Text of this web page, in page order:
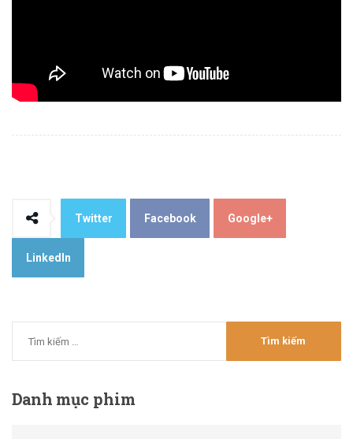
Twitter Facebook Google+
LinkedIn
Danhmục phim